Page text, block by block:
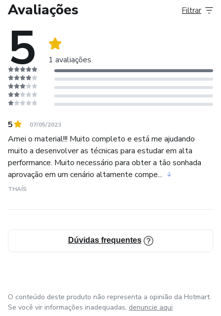
Avaliações
5 1 avaliações
Filtrar
5 07/05/2023
Amei o material!!! Muito completo e está me ajudando
muito a desenvolver as técnicas para estudar em alta
performance. Muito necessário para obter a tão sonhada
aprovação em um cenário altamente compe...
THAÍS
Dúvidas frequentes
O conteúdo deste produto não representa a opinião da Hotmart.
Se você vir informações inadequadas, denuncie aqui